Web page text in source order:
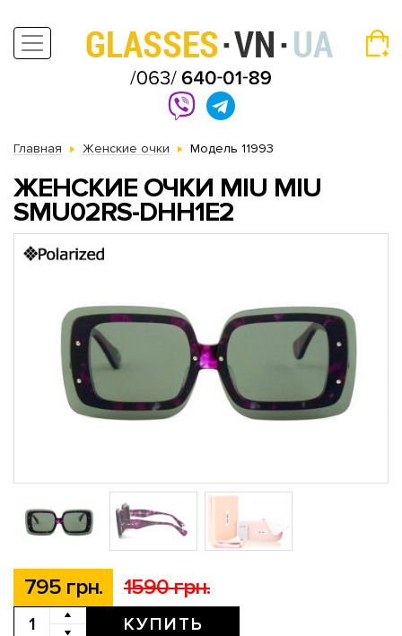
Главная Женские очки Модель 11993
ЖЕНСКИЕ ОЧКИ MIU MIU
SMU02RS-DHH1E2
795 грн. 1590 грн.
КУПИТЬ